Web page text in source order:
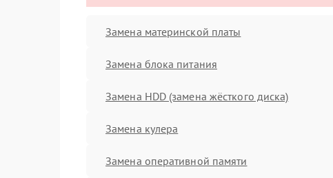
Замена материнской платы
Замена блока питания
Замена HDD (замена жёсткого диска)
Замена кулера
Замена оперативной памяти